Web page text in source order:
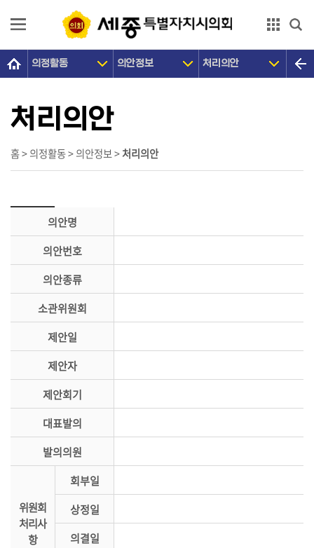
의
개
의
원
장
의
활
시
참
소
마
의정활동 의안정보 처리의안
홈 > 의정활동 > 의안정보 >처리의안
처리의안
의안명
의안번호
의안종류
소관위원회
제안일
제안자
제안회기
대표발의
발의의원
위원회
처리사
항
회부일
상정일
의결일